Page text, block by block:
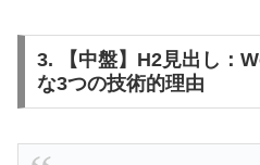
3. 【中盤】H2見出し：
な3つの技術的理由